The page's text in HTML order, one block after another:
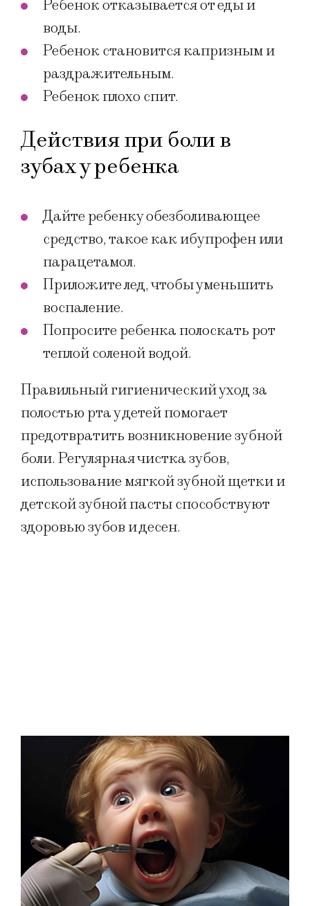
Ребенок отказывается от еды и
воды.
Ребенок становится капризным и
раздражительным.
Ребенок плохо спит.
Действия при боли в
зубах у ребенка
Дайте ребенку обезболивающее
средство, такое как ибупрофен или
парацетамол.
Приложите лед, чтобы уменьшить
воспаление.
Попросите ребенка полоскать рот
теплой соленой водой.
Правильный гигиенический уход за
полостью рта у детей помогает
предотвратить возникновение зубной
боли. Регулярная чистка зубов,
использование мягкой зубной щетки и
детской зубной пасты способствуют
здоровью зубов и десен.